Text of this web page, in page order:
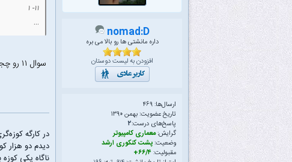
nomad:D
داره مانشتی ها رو بالا می بره
افزودن به لیست دوستان
ارسال‌ها: ۴۶۹
تاریخ عضویت: بهمن ۱۳۹۰
پاسخ‌های درست:۲
گرایش:معماری کامپیوتر
وضعیت:پشت کنکوری ارشد
مقبولیت:۶۶/۴+
۱۱- ۱
...
سوال ۱۱ رو چجوری ۱ بدست آوردید؟
در کارگه
دیدم دو هزار
ناگاه یکی